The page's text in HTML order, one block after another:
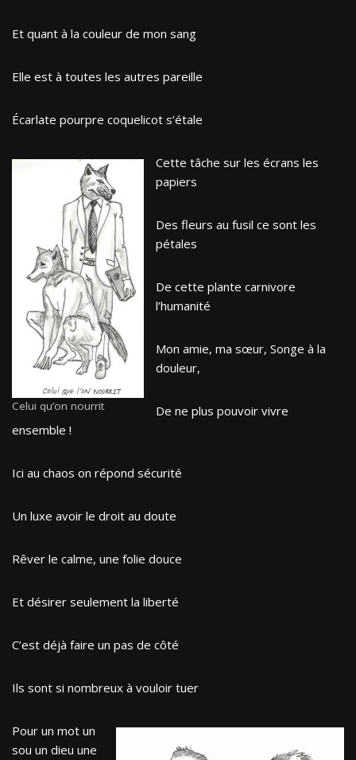
Et quant à la couleur de mon sang
Elle est à toutes les autres pareille
Écarlate pourpre coquelicot s’étale
Celui qu’on nourrit
Cette tâche sur les écrans les
papiers
Des fleurs au fusil ce sont les
pétales
De cette plante carnivore
l’humanité
Mon amie, ma sœur, Songe à la
douleur,
De ne plus pouvoir vivre
ensemble !
Ici au chaos on répond sécurité
Un luxe avoir le droit au doute
Rêver le calme, une folie douce
Et désirer seulement la liberté
C’est déjà faire un pas de côté
Ils sont si nombreux à vouloir tuer
Pour un mot un
sou un dieu une